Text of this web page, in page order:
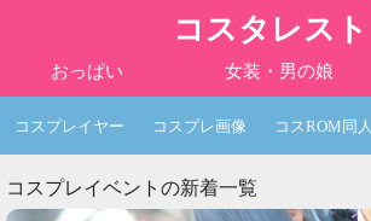
コスタレスト
おっぱい 女装・男の娘
コスプレイヤー コスプレ画像 コスROM同人
コスプレイベントの新着一覧